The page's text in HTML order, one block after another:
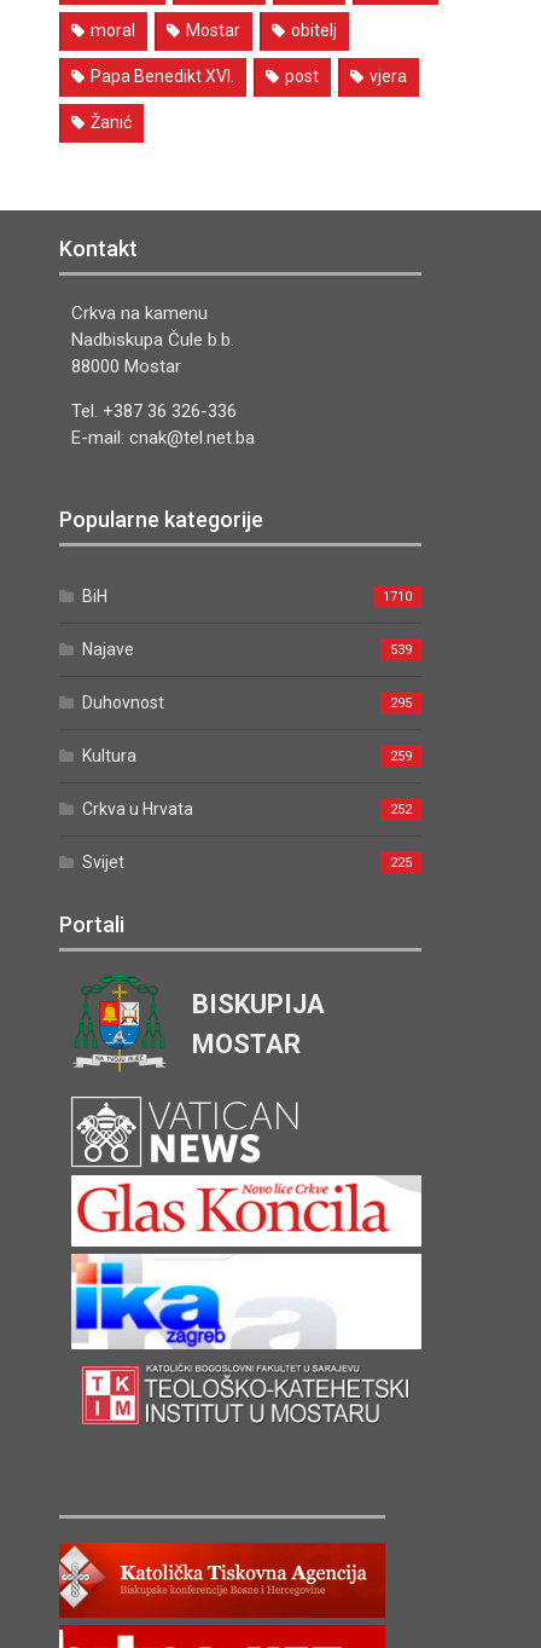
moral Mostar obitelj
Papa Benedikt XVI. post vjera
Žanić
Kontakt
Crkva na kamenu
Nadbiskupa Čule b.b.
88000 Mostar
Tel. +387 36 326-336
E-mail: cnak@tel.net.ba
Popularne kategorije
BiH 1710
Najave 539
Duhovnost 295
Kultura 259
Crkva u Hrvata 252
Svijet 225
Portali
BISKUPIJA
MOSTAR